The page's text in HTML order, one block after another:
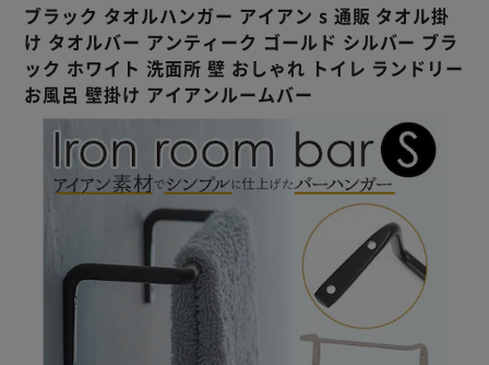
ブラック タオルハンガー アイアン s 通販 タオル掛
け タオルバー アンティーク ゴールド シルバー ブラ
ック ホワイト 洗面所 壁 おしゃれ トイレ ランドリー
お風呂 壁掛け アイアンルームバー
カートに入れる 購入手続きへ